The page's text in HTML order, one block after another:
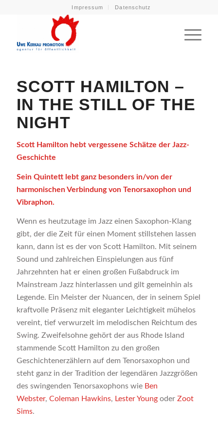
Impressum Datenschutz
SCOTT HAMILTON –
IN THE STILL OF THE
NIGHT
Scott Hamilton hebt vergessene Schätze der Jazz-
Geschichte
Sein Quintett lebt ganz besonders in/von der
harmonischen Verbindung von Tenorsaxophon und
Vibraphon.
Wenn es heutzutage im Jazz einen Saxophon-Klang
gibt, der die Zeit für einen Moment stillstehen lassen
kann, dann ist es der von Scott Hamilton. Mit seinem
Sound und zahlreichen Einspielungen aus fünf
Jahrzehnten hat er einen großen Fußabdruck im
Mainstream Jazz hinterlassen und gilt gemeinhin als
Legende. Ein Meister der Nuancen, der in seinem Spiel
kraftvolle Präsenz mit eleganter Leichtigkeit mühelos
vereint, tief verwurzelt im melodischen Reichtum des
Swing. Zweifelsohne gehört der aus Rhode Island
stammende Scott Hamilton zu den großen
Geschichtenerzählern auf dem Tenorsaxophon und
steht ganz in der Tradition der legendären Jazzgrößen
des swingenden Tenorsaxophons wie Ben
Webster, Coleman Hawkins, Lester Youngoder Zoot
Sims.